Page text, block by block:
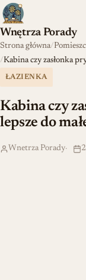
Wnętrza Porady
Strona główna
Kabina czy zasłonka
ŁAZIENKA
Kabina czy
lepsze do
Wnetrza Porady